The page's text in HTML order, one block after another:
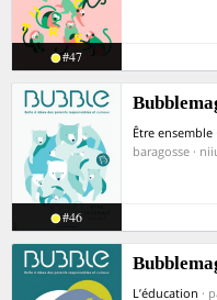
#47
Être ensemble
baragosse ·
#46
L’éducation ·